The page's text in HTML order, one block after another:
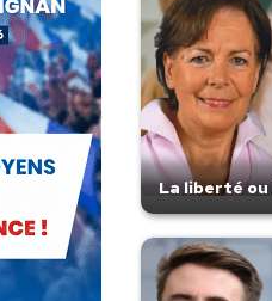
La liberté